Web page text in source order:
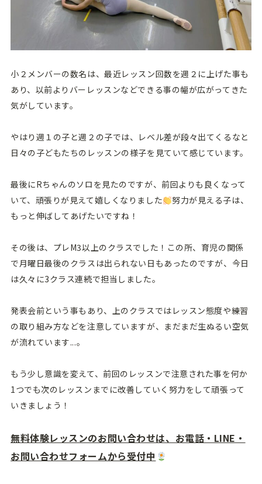
小２メンバーの数名は、最近レッスン回数を週２に上げた事も
あり、以前よりバーレッスンなどできる事の幅が広がってきた
気がしています。
やはり週１の子と週２の子では、レベル差が段々出てくるなと
日々の子どもたちのレッスンの様子を見ていて感じています。
最後にRちゃんのソロを見たのですが、前回よりも良くなって
いて、頑張りが見えて嬉しくなりました
努力が見える子は、
もっと伸ばしてあげたいですね！
その後は、プレM3以上のクラスでした！この所、育児の関係
で月曜日最後のクラスは出られない日もあったのですが、今日
は久々に3クラス連続で担当しました。
発表会前という事もあり、上のクラスではレッスン態度や練習
の取り組み方などを注意していますが、まだまだ生ぬるい空気
が流れています...。
もう少し意識を変えて、前回のレッスンで注意された事を何か
1つでも次のレッスンまでに改善していく努力をして頑張って
いきましょう！
無料体験レッスンのお問い合わせは、お電話・LINE・
お問い合わせフォームから受付中